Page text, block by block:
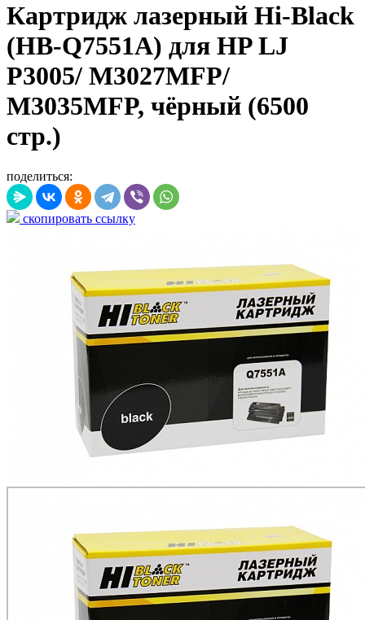
Картридж лазерный Hi-Black
(HB-Q7551A) для HP LJ
P3005/ M3027MFP/
M3035MFP, чёрный (6500
стр.)
поделиться:
скопировать ссылку